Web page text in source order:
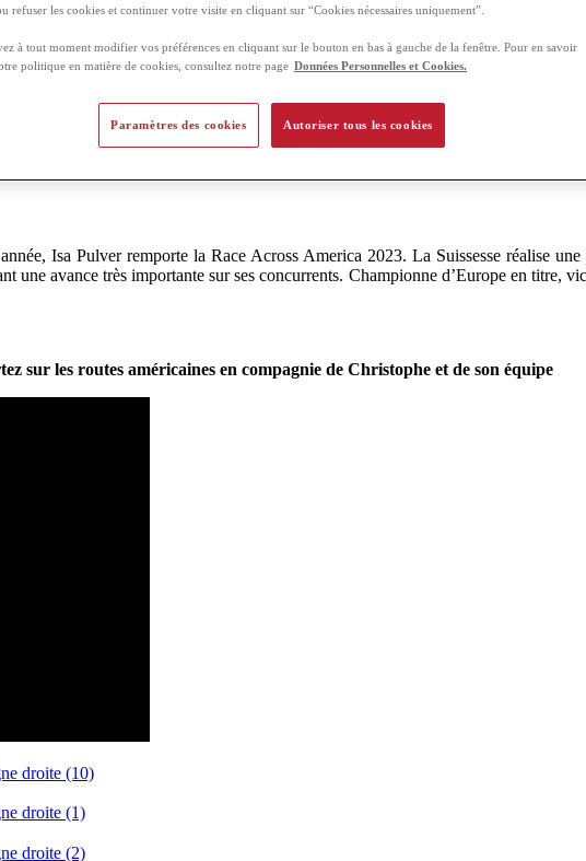
plus qu’à quelques coups de pédale de devenir l’un des finishers de la Race
dans quelques heures…
nécessitent des arrêts plus fréquents, Christophe Blanchard gère admirablement
répartis sur le tracé et de nombreux messages venus de France. C’est une
de l’équipe.
Isa Pulver remporte la Race Across America 2023. La Suissesse réalise
une avance très importante sur ses concurrents. Championne d’Europe en titre,
sur les routes américaines en compagnie de Christophe et de son équipe
refuser les cookies et continuer votre visite en cliquant sur “Cookies nécessaires uniquement”.
à tout moment modifier vos préférences en cliquant sur le bouton en bas à gauche de la fenêtre. Pour en savoir
politique en matière de cookies, consultez notre page Données Personnelles et Cookies.
Autoriser tous les cookies
Paramètres des cookies